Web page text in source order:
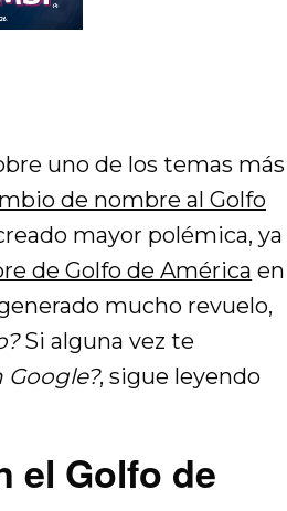
uno de los temas más
de nombre al Golfo
mayor polémica, ya
de Golfo de América en
mucho revuelo,
Si alguna vez te
Google?, sigue leyendo
el Golfo de